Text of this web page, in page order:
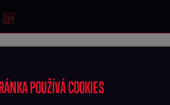
POUŽÍVÁ COOKIES